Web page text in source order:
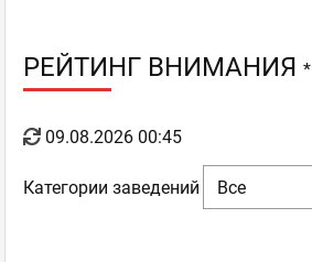
РЕЙТИНГ ВНИМАНИЯ *
09.08.2026 00:45
Категории заведений